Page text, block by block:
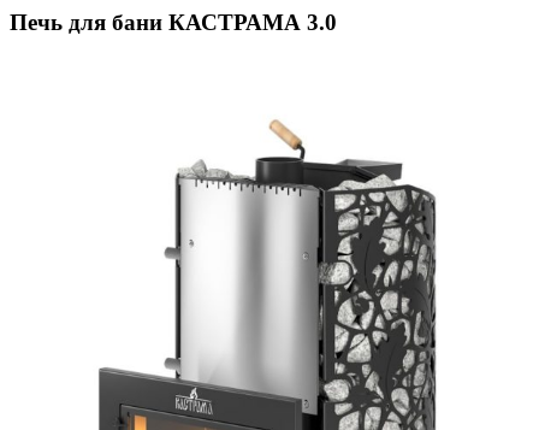
Печь для бани КАСТРАМА 3.0